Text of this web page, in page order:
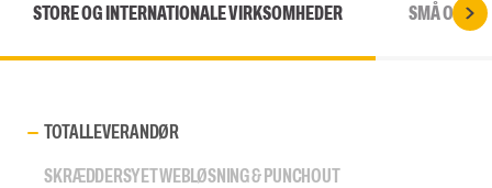
STORE OG INTERNATIONALE VIRKSOMHEDER SMÅ OG
TOTALLEVERANDØR
SKRÆDDERSYET WEBLØSNING & PUNCHOUT